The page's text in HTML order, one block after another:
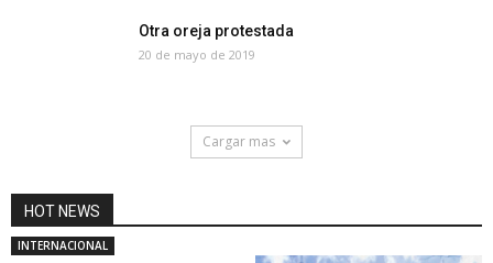
Otra oreja protestada
20 de mayo de 2019
Cargar mas
HOT NEWS
INTERNACIONAL